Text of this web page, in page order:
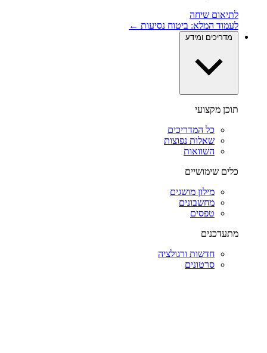
לתיאום שיחה
לעמוד המלא: ביטוח נסיעות ←
מדריכים ומידע
תוכן מקצועי
כל המדריכים
שאלות נפוצות
השוואות
כלים שימושיים
מילון מושגים
מחשבונים
טפסים
מתעדכנים
חדשות ורגולציה
סרטונים